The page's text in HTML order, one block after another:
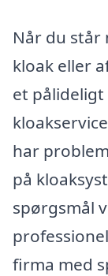
Når du
kloak eller
et
har
på
spørgsmål
firma med